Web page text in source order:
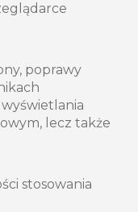
poprawy
lecz także
stosowania